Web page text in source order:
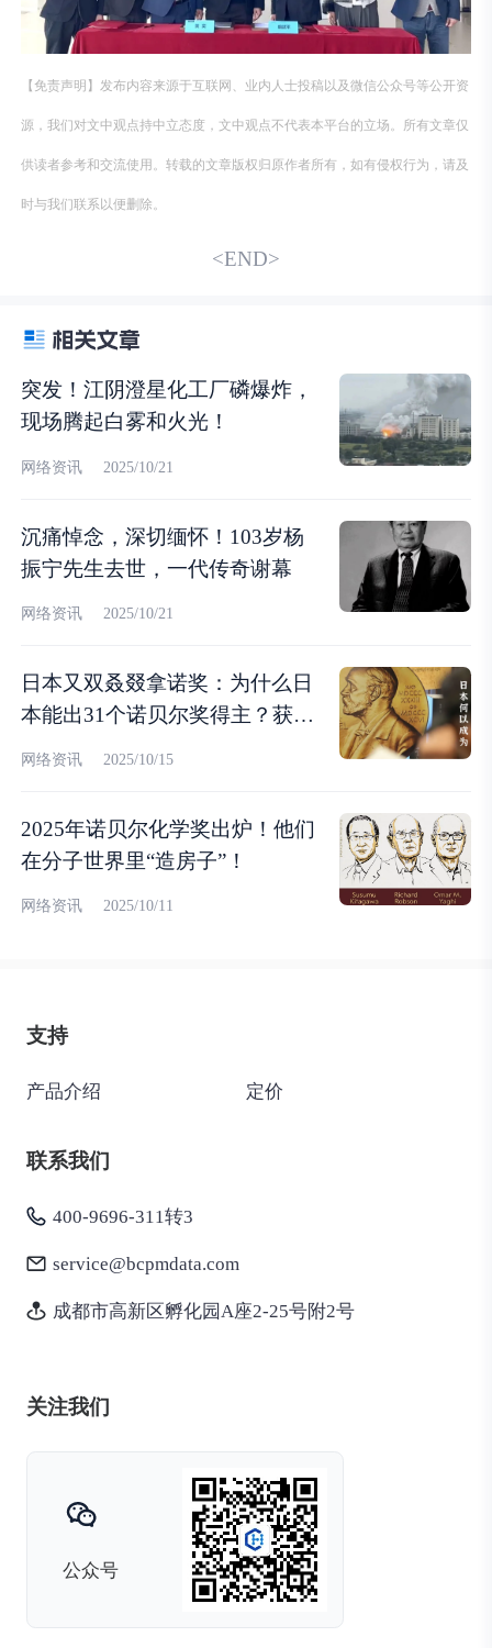
【免责声明】发布内容来源于互联网、业内人士投稿以及微信公众号等公开资
源，我们对文中观点持中立态度，文中观点不代表本平台的立场。所有文章仅
供读者参考和交流使用。转载的文章版权归原作者所有，如有侵权行为，请及
时与我们联系以便删除。
<END>
突发！江阴澄星化工厂磷爆炸，
现场腾起白雾和火光！
网络资讯 2025/10/21
沉痛悼念，深切缅怀！103岁杨
振宁先生去世，一代传奇谢幕
网络资讯 2025/10/21
日本又双叒叕拿诺奖：为什么日
本能出31个诺贝尔奖得主？获奖
网络资讯 2025/10/15
2025年诺贝尔化学奖出炉！他们
在分子世界里“造房子”！
网络资讯 2025/10/11
支持
产品介绍 定价
联系我们
400-9696-311转3
service@bcpmdata.com
成都市高新区孵化园A座2-25号附2号
关注我们
公众号